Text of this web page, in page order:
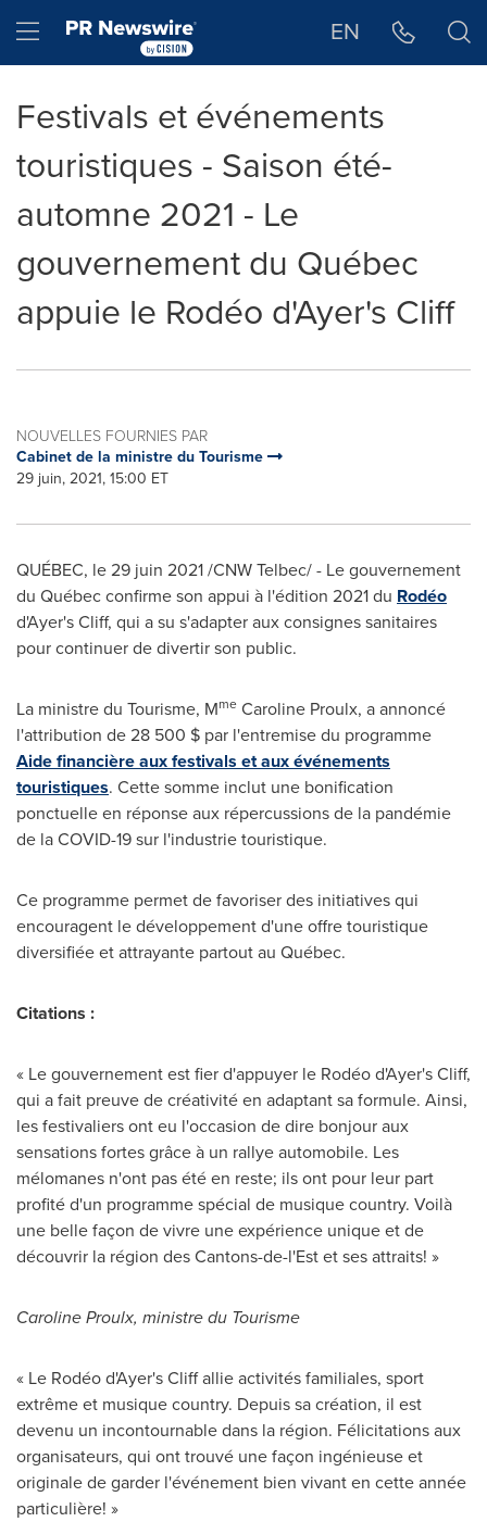
Hamburger menu EN
Festivals et événements
touristiques - Saison été-
automne 2021 - Le
gouvernement du Québec
appuie le Rodéo d'Ayer's Cliff
NOUVELLES FOURNIES PAR
Cabinet de la ministre du Tourisme
29 juin, 2021, 15:00 ET
QUÉBEC, le 29 juin 2021/CNW Telbec/ - Le gouvernement
du Québec confirme son appui à l'édition 2021 du Rodéo
d'Ayer's Cliff, qui a su s'adapter aux consignes sanitaires
pour continuer de divertir son public.
La ministre du Tourisme, Mme Caroline Proulx, a annoncé
l'attribution de 28 500 $ par l'entremise du programme
Aide financière aux festivals et aux événements
touristiques. Cette somme inclut une bonification
ponctuelle en réponse aux répercussions de la pandémie
de la COVID-19 sur l'industrie touristique.
Ce programme permet de favoriser des initiatives qui
encouragent le développement d'une offre touristique
diversifiée et attrayante partout au Québec.
Citations :
« Le gouvernement est fier d'appuyer le Rodéo d'Ayer's Cliff,
qui a fait preuve de créativité en adaptant sa formule. Ainsi,
les festivaliers ont eu l'occasion de dire bonjour aux
sensations fortes grâce à un rallye automobile. Les
mélomanes n'ont pas été en reste; ils ont pour leur part
profité d'un programme spécial de musique country. Voilà
une belle façon de vivre une expérience unique et de
découvrir la région des Cantons-de-l'Est et ses attraits! »
Caroline Proulx, ministre du Tourisme
« Le Rodéo d'Ayer's Cliff allie activités familiales, sport
extrême et musique country. Depuis sa création, il est
devenu un incontournable dans la région. Félicitations aux
organisateurs, qui ont trouvé une façon ingénieuse et
originale de garder l'événement bien vivant en cette année
particulière! »